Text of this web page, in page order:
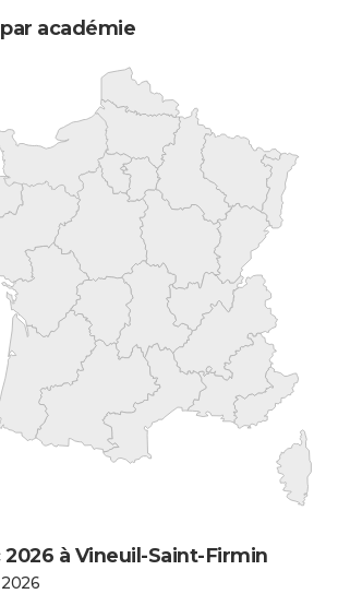
académie
à Vineuil-Saint-Firmin